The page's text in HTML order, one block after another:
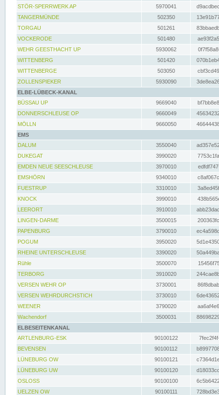
STÖR-SPERRWERK AP 5970041
TANGERMÜNDE
502350
TORGAU
501261
VOCKERODE
501480
WEHR GEESTHACHT UP
5930062
WITTENBERG
501420
WITTENBERGE
503050
ZOLLENSPIEKER
5930090
ELBE-LÜBECK-KANAL
BÜSSAU UP
9669040
DONNERSCHLEUSE OP
9660049
MÖLLN
9660050
EMS
DALUM
3550040
DUKEGAT
3990020
EMDEN NEUE SEESCHLEUSE
3970010
EMSHÖRN
9340010
FUESTRUP
3310010
KNOCK
3990010
LEERORT
3910010
LINGEN-DARME
3500015
PAPENBURG
3790010
POGUM
3950020
RHEINE UNTERSCHLEUSE
3390020
Rühle
3500070
TERBORG
3910020
VERSEN WEHR OP
3730001
VERSEN WEHRDURCHSTICH
3730010
WEENER
3790020
Wachendorf
3500031
ELBESEITENKANAL
ARTLENBURG-ESK
90100122
BEVENSEN
90100112
LÜNEBURG OW
90100121
LÜNEBURG UW
90100120
OSLOSS
90100100
UELZEN OW
90100111